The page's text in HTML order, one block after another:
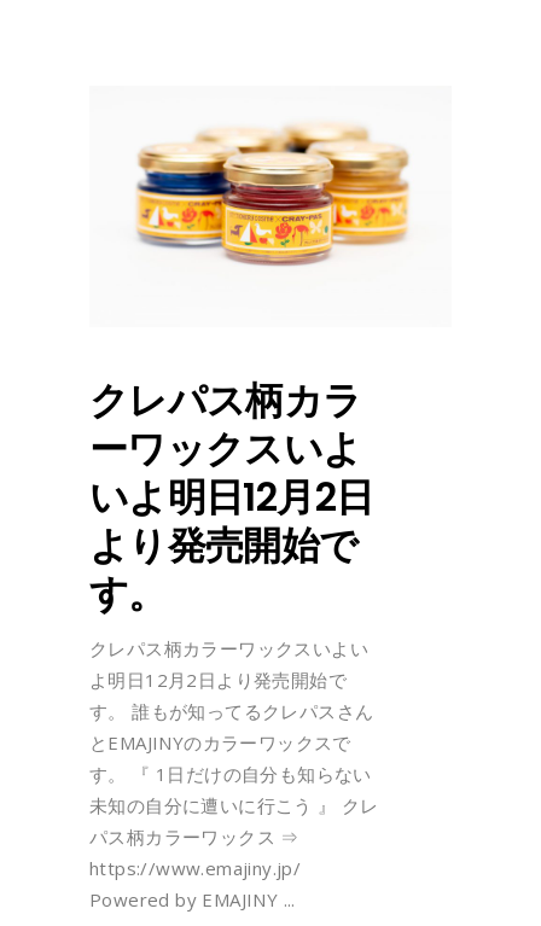
クレパス柄カラ
ーワックスいよ
いよ明日12月2日
より発売開始で
す。
クレパス柄カラーワックスいよい
よ明日12月2日より発売開始で
す。 誰もが知ってるクレパスさん
とEMAJINYのカラーワックスで
す。 『 1日だけの自分も知らない
未知の自分に遭いに行こう 』 クレ
パス柄カラーワックス ⇒
https://www.emajiny.jp/
Powered by EMAJINY